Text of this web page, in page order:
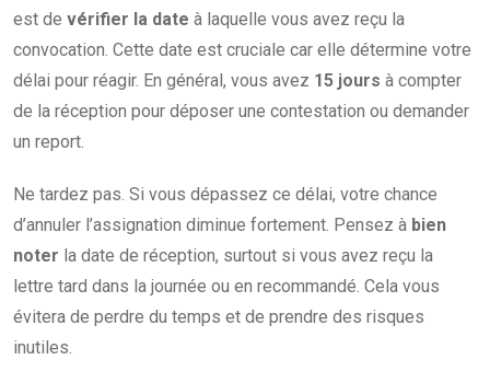
est de vérifier la date à laquelle vous avez reçu la
convocation. Cette date est cruciale car elle détermine votre
délai pour réagir. En général, vous avez 15 jours à compter
de la réception pour déposer une contestation ou demander
un report.
Ne tardez pas. Si vous dépassez ce délai, votre chance
d’annuler l’assignation diminue fortement. Pensez à bien
noter la date de réception, surtout si vous avez reçu la
lettre tard dans la journée ou en recommandé. Cela vous
évitera de perdre du temps et de prendre des risques
inutiles.